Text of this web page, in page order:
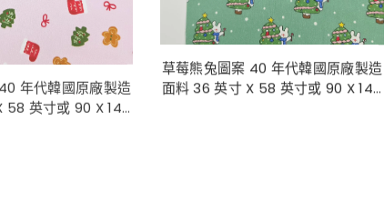
草莓熊兔圖案 40 年代韓國原廠製造
面料 36 英寸 X 58 英寸或 90 X 145
年代韓國原廠製造
英寸或 90 X 145